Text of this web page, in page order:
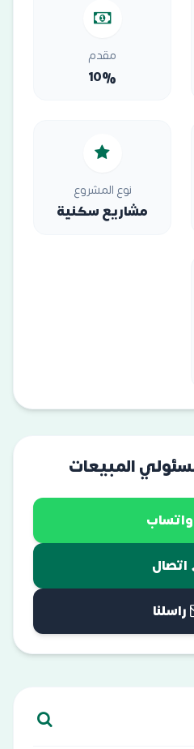
مقدم
10%
نوع المشروع
مشاريع سكنية
المبيعات
واتساب
اتصال
راسلنا